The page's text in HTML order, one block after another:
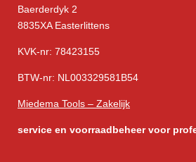
Baerderdyk 2
8835XA Easterlittens
KVK-nr: 78423155
BTW-nr: NL003329581B54
Miedema Tools – Zakelijk
service en voorraadbeheer voor